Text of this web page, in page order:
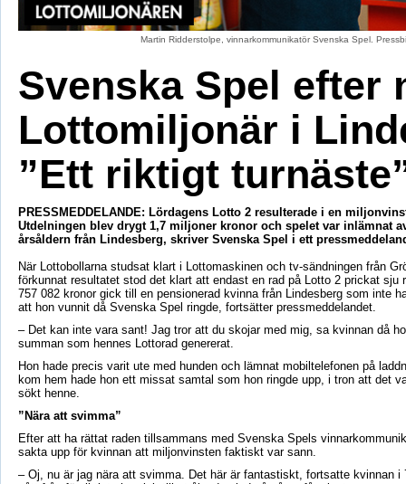
Martin Ridderstolpe, vinnarkommunikatör Svenska Spel.
Svenska Spel efter
Lottomiljonär i
”Ett riktigt
PRESSMEDDELANDE: Lördagens Lotto 2 resulterade i en
Utdelningen blev drygt 1,7 miljoner kronor och spelet var inlämnat
årsåldern från Lindesberg, skriver Svenska Spel i ett
När Lottobollarna studsat klart i Lottomaskinen och tv-sändningen från
förkunnat resultatet stod det klart att endast en rad på Lotto 2 prickat sju
757 082 kronor gick till en pensionerad kvinna från Lindesberg som inte
att hon vunnit då Svenska Spel ringde, fortsätter pressmeddelandet.
– Det kan inte vara sant! Jag tror att du skojar med mig, sa kvinnan då
summan som hennes Lottorad genererat.
Hon hade precis varit ute med hunden och lämnat mobiltelefonen på
kom hem hade hon ett missat samtal som hon ringde upp, i tron att det
sökt henne.
”Nära att svimma”
Efter att ha rättat raden tillsammans med Svenska Spels
sakta upp för kvinnan att miljonvinsten faktiskt var sann.
– Oj, nu är jag nära att svimma. Det här är fantastiskt, fortsatte kvinnan i